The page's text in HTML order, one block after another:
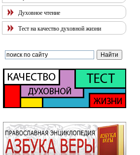
Духовное чтение
Тест на качество духовной жизни